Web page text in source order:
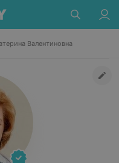
Валентиновна